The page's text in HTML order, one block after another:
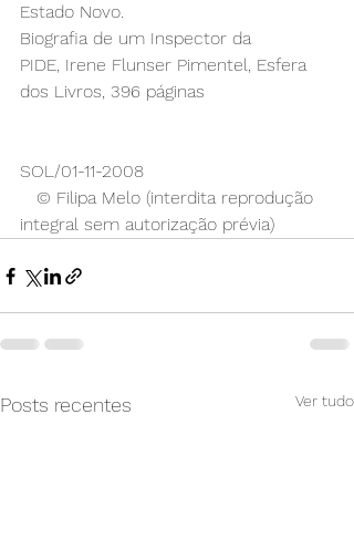
Estado Novo.
Biografia de um Inspector da
PIDE, Irene Flunser Pimentel, Esfera
dos Livros, 396 páginas
SOL/01-11-2008
integral sem autorização prévia)
Posts recentes Ver tudo